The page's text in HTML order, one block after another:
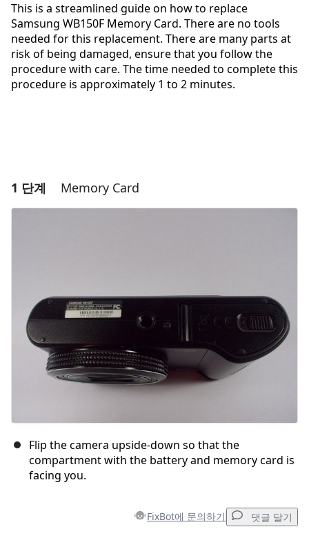
This is a streamlined guide on how to replace
Samsung WB150F Memory Card. There are no tools
needed for this replacement. There are many parts at
risk of being damaged, ensure that you follow the
procedure with care. The time needed to complete this
procedure is approximately 1 to 2 minutes.
1 단계 Memory Card
Flip the camera upside-down so that the
compartment with the battery and memory card is
facing you.
FixBot에 문의하기 댓글 달기